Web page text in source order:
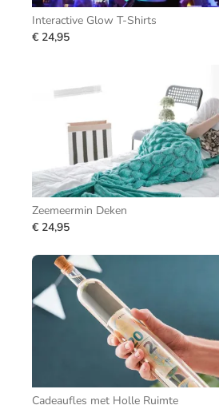
Interactive Glow T-Shirts
€ 24,95
Zeemeermin Deken
€ 24,95
Cadeaufles met Holle Ruimte